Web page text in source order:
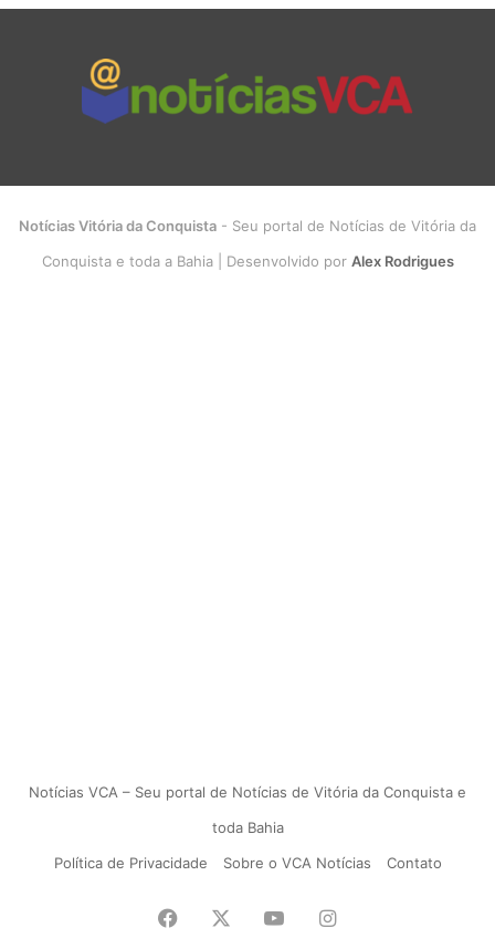
Notícias Vitória da Conquista - Seu portal de Notícias de Vitória da
Conquista e toda a Bahia | Desenvolvido por Alex Rodrigues
Notícias VCA – Seu portal de Notícias de Vitória da Conquista e
toda Bahia
Política de Privacidade
Sobre o VCA Notícias Contato
Facebook YouTubeInstagram